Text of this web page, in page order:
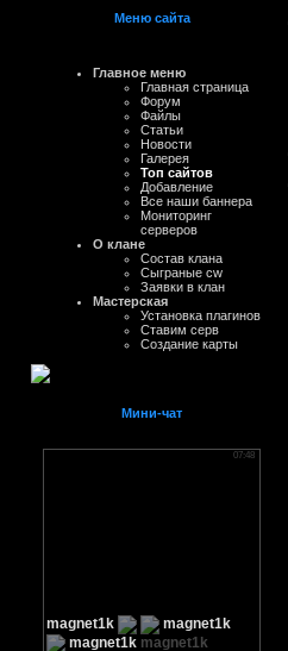
Меню сайта
Главное меню
Главная страница
Форум
Файлы
Статьи
Новости
Галерея
Топ сайтов
Добавление
Все наши баннера
Мониторинг
серверов
О клане
Состав клана
Сыграные cw
Заявки в клан
Мастерская
Установка плагинов
Ставим серв
Создание карты
Мини-чат